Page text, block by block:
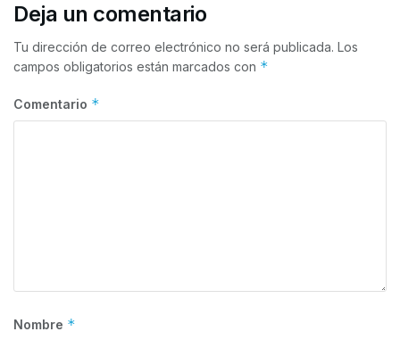
Deja un comentario
Tu dirección de correo electrónico no será publicada. Los
campos obligatorios están marcados con *
Comentario *
Nombre *